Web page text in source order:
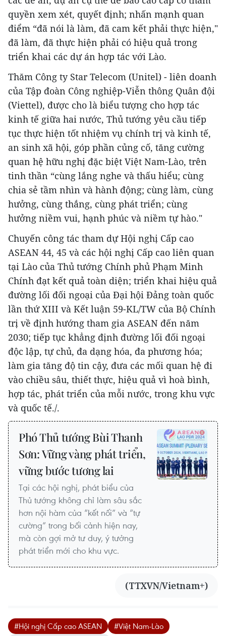
quyền xem xét, quyết định; nhấn mạnh quan
điểm “đã nói là làm, đã cam kết phải thực hiện,"
đã làm, đã thực hiện phải có hiệu quả trong
triển khai các dự án hợp tác với Lào.
Thăm Công ty Star Telecom (Unitel) - liên doanh
của Tập đoàn Công nghiệp-Viễn thông Quân đội
(Viettel), được cho là biểu tượng cho hợp tác
kinh tế giữa hai nước, Thủ tướng yêu cầu tiếp
tục thực hiện tốt nhiệm vụ chính trị và kinh tế,
an sinh xã hội, góp phần củng cố, tăng cường
quan hệ hữu nghị đặc biệt Việt Nam-Lào, trên
tinh thần “cùng lắng nghe và thấu hiểu; cùng
chia sẻ tầm nhìn và hành động; cùng làm, cùng
hưởng, cùng thắng, cùng phát triển; cùng
hưởng niềm vui, hạnh phúc và niềm tự hào."
Chuyến công tác tham dự Hội nghị Cấp cao
ASEAN 44, 45 và các hội nghị Cấp cao liên quan
tại Lào của Thủ tướng Chính phủ Phạm Minh
Chính đạt kết quả toàn diện; triển khai hiệu quả
đường lối đối ngoại của Đại hội Đảng toàn quốc
lần thứ XIII và Kết luận 59-KL/TW của Bộ Chính
trị về định hướng tham gia ASEAN đến năm
2030; tiếp tục khẳng định đường lối đối ngoại
độc lập, tự chủ, đa dạng hóa, đa phương hóa;
làm gia tăng độ tin cậy, đưa các mối quan hệ đi
vào chiều sâu, thiết thực, hiệu quả vì hoà bình,
hợp tác, phát triển của mỗi nước, trong khu vực
và quốc tế./.
Phó Thủ tướng Bùi Thanh
Sơn: Vững vàng phát triển,
vững bước tương lai
Tại các hội nghị, phát biểu của
Thủ tướng không chỉ làm sâu sắc
hơn nội hàm của “kết nối” và “tự
cường” trong bối cảnh hiện nay,
mà còn gợi mở tư duy, ý tưởng
phát triển mới cho khu vực.
(TTXVN/Vietnam+)
#Hội nghị Cấp cao ASEAN #Việt Nam-Lào